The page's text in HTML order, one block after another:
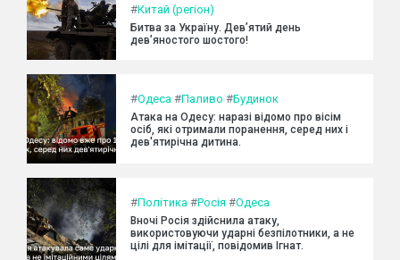
#Китай (регіон)
Битва за Україну. Дев’ятий день
дев’яностого шостого!
#Одеса #Паливо #Будинок
Атака на Одесу: наразі відомо про вісім
осіб, які отримали поранення, серед них і
дев'ятирічна дитина.
#Політика #Росія #Одеса
Вночі Росія здійснила атаку,
використовуючи ударні безпілотники, а не
цілі для імітації, повідомив Ігнат.